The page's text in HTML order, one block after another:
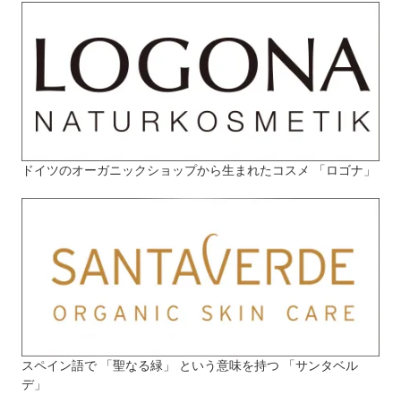
ドイツのオーガニックショップから生まれたコスメ 「ロゴナ」
スペイン語で 「聖なる緑」 という意味を持つ 「サンタベル
デ」